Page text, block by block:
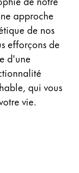
approche
de nos
efforçons de
d'une
qui vous
vie.